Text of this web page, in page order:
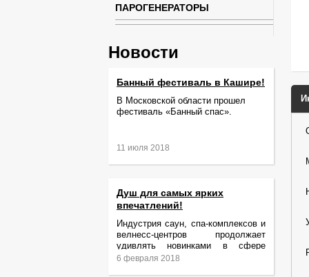
ПАРОГЕНЕРАТОРЫ
Новости
Банный фестиваль в Кашире!
В Московской области прошел
фестиваль «Банный спас».
11 июля 2018
Душ для самых ярких
впечатлений!
Индустрия саун, спа-комплексов и
велнесс-центров продолжает
удивлять новинками в сфере
релаксации и ухода за телом.
6 февраля 2018